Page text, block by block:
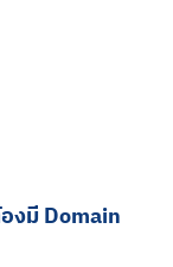
งมี Domain